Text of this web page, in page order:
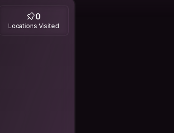
0
Locations Visited